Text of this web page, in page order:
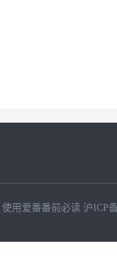
使用爱番番前必读 沪ICP